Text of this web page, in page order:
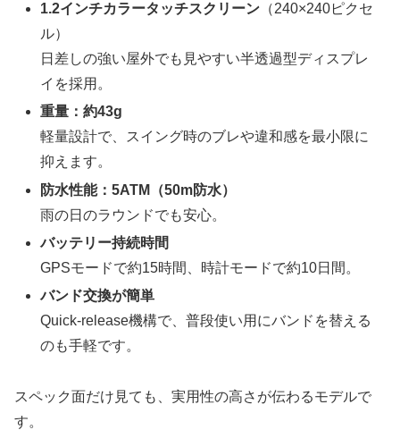
1.2インチカラータッチスクリーン （240×240ピクセ
ル）
日差しの強い屋外でも見やすい半透過型ディスプレ
イを採用。
重量：約43g
軽量設計で、スイング時のブレや違和感を最小限に
抑えます。
防水性能：5ATM（50m防水）
雨の日のラウンドでも安心。
バッテリー持続時間
GPSモードで約15時間、時計モードで約10日間。
バンド交換が簡単
Quick-release機構で、普段使い用にバンドを替える
のも手軽です。
スペック面だけ見ても、実用性の高さが伝わるモデルで
す。